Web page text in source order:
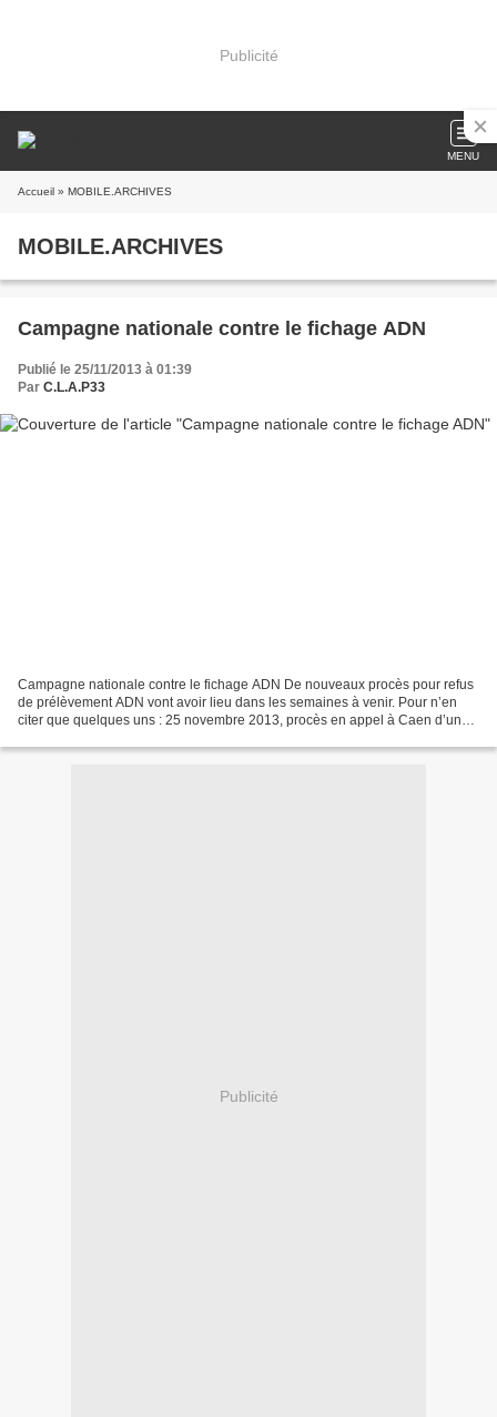
Publicité
MENU
Accueil » MOBILE.ARCHIVES
MOBILE.ARCHIVES
Campagne nationale contre le fichage ADN
Publié le 25/11/2013 à 01:39
Par C.L.A.P33
Campagne nationale contre le fichage ADN De nouveaux procès pour refus
de prélèvement ADN vont avoir lieu dans les semaines à venir. Pour n’en
citer que quelques uns : 25 novembre 2013, procès en appel à Caen d’une
Publicité